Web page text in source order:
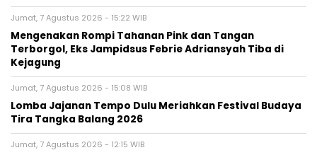
Jumat, 7 Agustus 2026 - 15:22 WIB
Mengenakan Rompi Tahanan Pink dan Tangan
Terborgol, Eks Jampidsus Febrie Adriansyah Tiba di
Kejagung
Jumat, 7 Agustus 2026 - 15:08 WIB
Lomba Jajanan Tempo Dulu Meriahkan Festival Budaya
Tira Tangka Balang 2026
Jumat, 7 Agustus 2026 - 12:15 WIB